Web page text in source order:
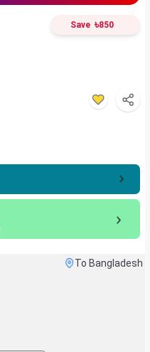
Save ৳850
To Bangladesh